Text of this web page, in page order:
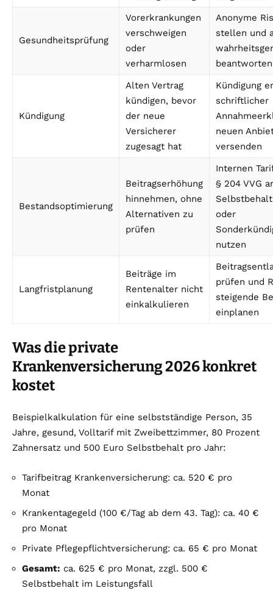
Gesundheitsprüfung
Vorerkrankungen
verschweigen
oder
verharmlosen
Anonyme
stellen und
beantworten
Kündigung
Alten Vertrag
kündigen, bevor
der neue
Versicherer
zugesagt hat
Kündigung
schriftlicher
neuen
versenden
Bestandsoptimierung
Beitragserhöhung
hinnehmen, ohne
Alternativen zu
prüfen
Internen
§ 204 VVG
oder
nutzen
Langfristplanung
Beiträge im
Rentenalter nicht
einkalkulieren
prüfen und
steigende
einplanen
Was die private
Krankenversicherung 2026 konkret
kostet
Beispielkalkulation für eine selbstständige Person, 35
Jahre, gesund, Volltarif mit Zweibettzimmer, 80 Prozent
Zahnersatz und 500 Euro Selbstbehalt pro Jahr:
Tarifbeitrag Krankenversicherung: ca. 520 € pro
Monat
Krankentagegeld (100 €/Tag ab dem 43. Tag): ca. 40 €
pro Monat
Private Pflegepflichtversicherung: ca. 65 € pro Monat
Gesamt: ca. 625 € pro Monat, zzgl. 500 €
Selbstbehalt im Leistungsfall